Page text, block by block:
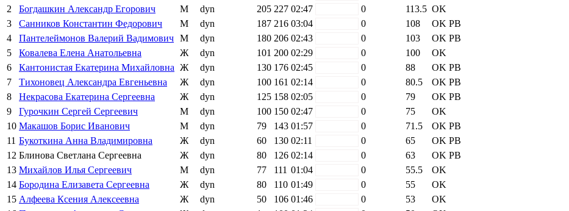
2
Богдашкин Александр Егорович М dyn 205 227 02:47 0 113.5 OK
3
Санников Константин Федорович М dyn 187 216 03:04 0 108 OK PB
4
Пантелеймонов Валерий Вадимович М dyn 180 206 02:43 0 103 OK PB
5
Ковалева Елена Анатольевна Ж dyn 101 200 02:29 0 100
OK
6
Кантонистая Екатерина Михайловна Ж dyn 130 176 02:45 0 88 OK PB
7
Тихоновец Александра Евгеньевна Ж dyn 100 161 02:14 0 80.5 OK PB
8
Некрасова Екатерина Сергеевна Ж dyn 125 158 02:05 0 79 OK PB
9
Гурочкин Сергей Сергеевич М dyn 100 150 02:47 0 75
OK
10 Макашов Борис Иванович М dyn 79 143 01:57 0 71.5 OK PB
11 Букоткина Анна Владимировна Ж dyn 60 130 02:11 0 65 OK PB
12 Блинова Светлана Сергеевна Ж dyn 80 126 02:14 0 63 OK PB
13 Михайлов Илья Сергеевич М dyn 77 111 01:04 0 55.5
OK
14 Бородина Елизавета Сергеевна Ж dyn 80 110 01:49 0 55
OK
15 Алфеева Ксения Алексеевна Ж dyn 50 106 01:46 0 53
OK